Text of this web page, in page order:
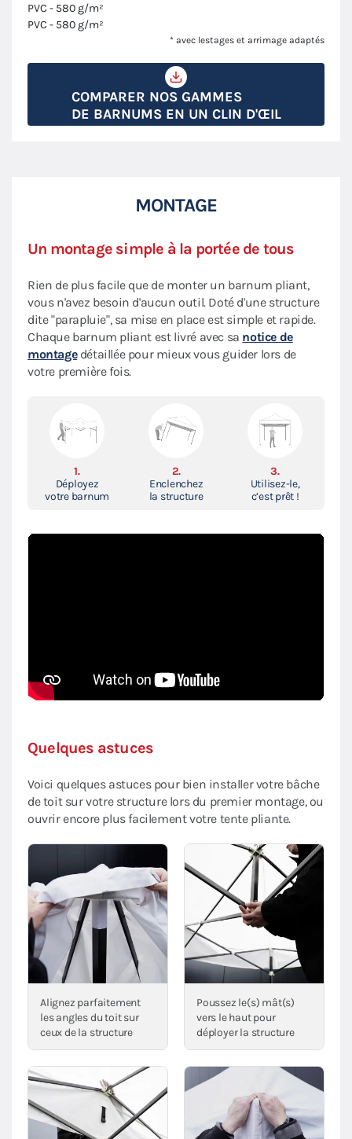
PVC - 580 g/m²
PVC - 580 g/m²
* avec lestages et arrimage adaptés
COMPARER NOS GAMMES
DE BARNUMS EN UN CLIN D'ŒIL
MONTAGE
Un montage simple à la portée de tous
Rien de plus facile que de monter un barnum pliant,
vous n'avez besoin d'aucun outil. Doté d'une structure
dite "parapluie", sa mise en place est simple et rapide.
Chaque barnum pliant est livré avec sa notice de
montagedétaillée pour mieux vous guider lors de
votre première fois.
1.
Déployez
votre barnum
2.
Enclenchez
la structure
3.
Utilisez-le,
c’est prêt !
Quelques astuces
Voici quelques astuces pour bien installer votre bâche
de toit sur votre structure lors du premier montage, ou
ouvrir encore plus facilement votre tente pliante.
Alignez parfaitement
les angles du toit sur
ceux de la structure
Poussez le(s) mât(s)
vers le haut pour
déployer la structure